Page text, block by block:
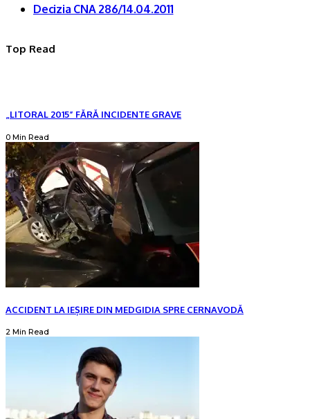
Decizia CNA 286/14.04.2011
Top Read
„LITORAL 2015” FĂRĂ INCIDENTE GRAVE
0 Min Read
ACCIDENT LA IEȘIRE DIN MEDGIDIA SPRE CERNAVODĂ
2 Min Read